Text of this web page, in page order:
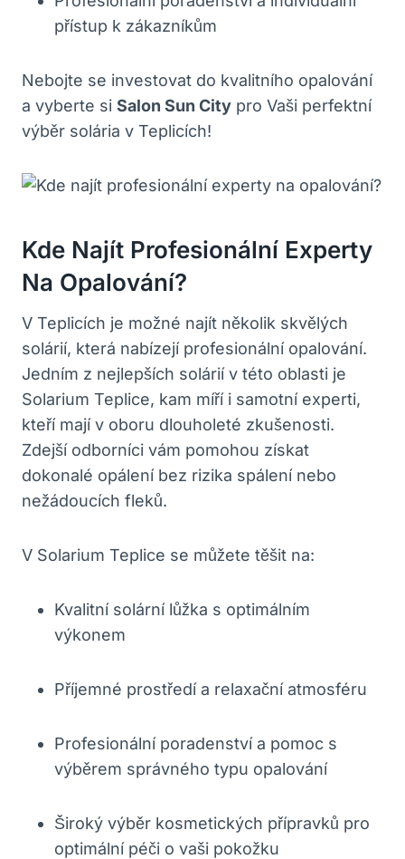
přístup k zákazníkům
Nebojte se investovat do kvalitního opalování
a vyberte si Salon Sun City pro Vaši perfektní
výběr solária v Teplicích!
Kde Najít Profesionální Experty
Na Opalování?
V Teplicích je možné najít několik skvělých
solárií, která nabízejí profesionální opalování.
Jedním z nejlepších solárií v této oblasti je
Solarium Teplice, kam míří i samotní experti,
kteří mají v oboru dlouholeté zkušenosti.
Zdejší odborníci vám pomohou získat
dokonalé opálení bez rizika spálení nebo
nežádoucích fleků.
V Solarium Teplice se můžete těšit na:
Kvalitní solární lůžka s optimálním
výkonem
Příjemné prostředí a relaxační atmosféru
Profesionální poradenství a pomoc s
výběrem správného typu opalování
Široký výběr kosmetických přípravků pro
optimální péči o vaši pokožku